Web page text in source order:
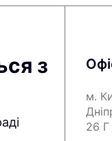
з
м.
26 Г